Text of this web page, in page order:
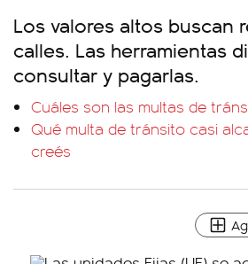
Los valores altos buscan
calles. Las herramientas
consultar y pagarlas.
Cuáles son las multas de
Qué multa de tránsito casi
creés